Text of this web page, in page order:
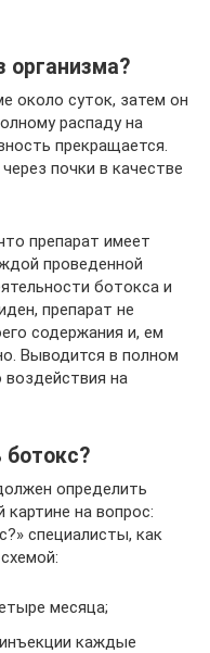
организма?
около суток, затем он
распаду на
прекращается.
почки в качестве
препарат имеет
проведенной
ботокса и
препарат не
содержания и, ем
Выводится в полном
воздействия на
определить
на вопрос:
специалисты, как
месяца;
каждые